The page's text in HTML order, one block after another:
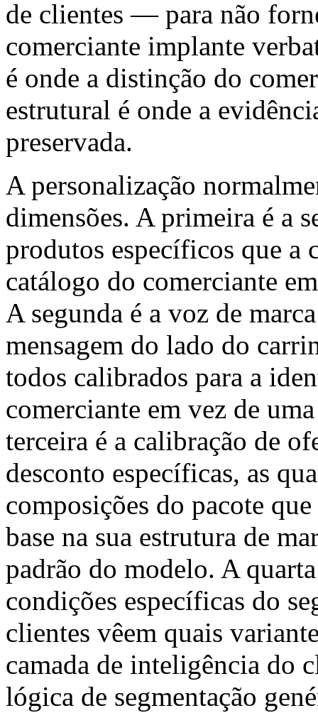
de clientes — para não
comerciante implante
é onde a distinção do
estrutural é onde a
preservada.
A personalização
dimensões. A primeira é a
produtos específicos que a
catálogo do comerciante
A segunda é a voz de
mensagem do lado do
todos calibrados para a
comerciante em vez de
terceira é a calibração de
desconto específicas, as
composições do pacote
base na sua estrutura de
padrão do modelo. A
condições específicas do
clientes vêem quais
camada de inteligência do
lógica de segmentação